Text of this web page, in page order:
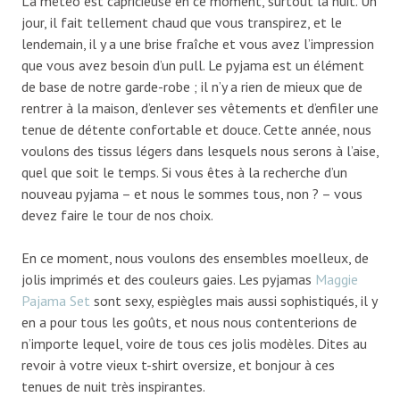
jour, il fait tellement chaud que vous transpirez, et le
lendemain, il y a une brise fraîche et vous avez l’impression
que vous avez besoin d’un pull. Le pyjama est un élément
de base de notre garde-robe ; il n’y a rien de mieux que de
rentrer à la maison, d’enlever ses vêtements et d’enfiler une
tenue de détente confortable et douce. Cette année, nous
voulons des tissus légers dans lesquels nous serons à l’aise,
quel que soit le temps. Si vous êtes à la recherche d’un
nouveau pyjama – et nous le sommes tous, non ? – vous
devez faire le tour de nos choix.
En ce moment, nous voulons des ensembles moelleux, de
jolis imprimés et des couleurs gaies. Les pyjamas Maggie
Pajama Set sont sexy, espiègles mais aussi sophistiqués, il y
en a pour tous les goûts, et nous nous contenterions de
n’importe lequel, voire de tous ces jolis modèles. Dites au
revoir à votre vieux t-shirt oversize, et bonjour à ces
tenues de nuit très inspirantes.